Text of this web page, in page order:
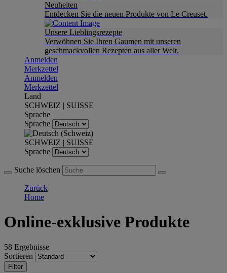
Neuheiten
Entdecken Sie die neuen Produkte von Le Creuset.
Unsere Lieblingsrezepte
Verwöhnen Sie Ihren Gaumen mit unseren
geschmackvollen Rezepten aus aller Welt.
Anmelden
Merkzettel
Anmelden
Merkzettel
Land
SCHWEIZ | SUISSE
Sprache
Sprache
SCHWEIZ | SUISSE
Sprache
Suche löschen
Zurück
Home
Online-exklusive Produkte
58 Ergebnisse
Sortieren
Filter